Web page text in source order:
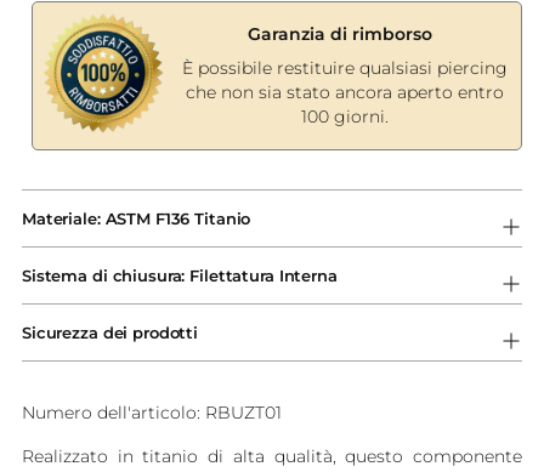
Garanzia di rimborso
È possibile restituire qualsiasi piercing
che non sia stato ancora aperto entro
100 giorni.
prodotto
al
carrello...
Materiale: ASTM F136 Titanio
Sistema di chiusura: Filettatura Interna
Sicurezza dei prodotti
Numero dell'articolo: RBUZT01
Realizzato in titanio di alta qualità, questo componente